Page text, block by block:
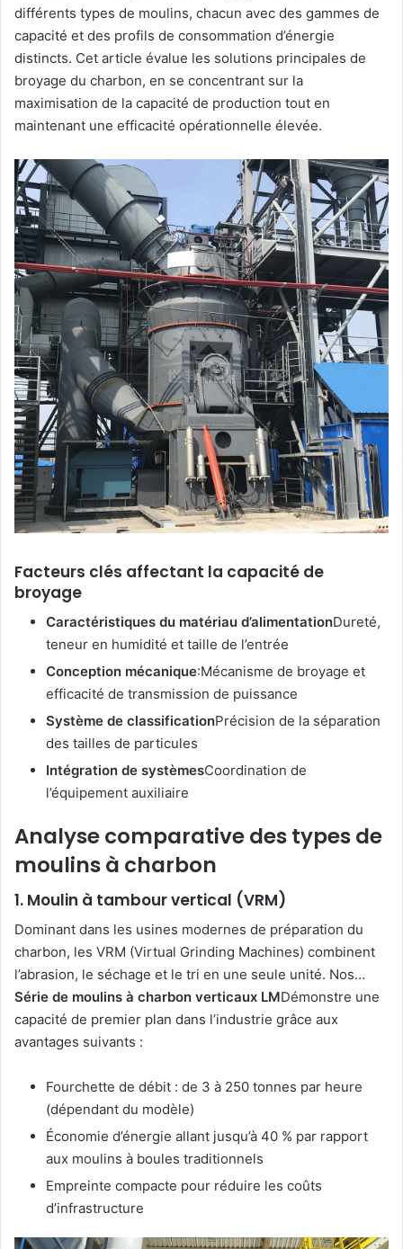
différents types de moulins, chacun avec des gammes de
capacité et des profils de consommation d’énergie
distincts. Cet article évalue les solutions principales de
broyage du charbon, en se concentrant sur la
maximisation de la capacité de production tout en
maintenant une efficacité opérationnelle élevée.
Facteurs clés affectant la capacité de
broyage
Caractéristiques du matériau d’alimentationDureté,
teneur en humidité et taille de l’entrée
Conception mécanique:Mécanisme de broyage et
efficacité de transmission de puissance
Système de classificationPrécision de la séparation
des tailles de particules
Intégration de systèmesCoordination de
l’équipement auxiliaire
Analyse comparative des types de
moulins à charbon
1. Moulin à tambour vertical (VRM)
Dominant dans les usines modernes de préparation du
charbon, les VRM (Virtual Grinding Machines) combinent
l’abrasion, le séchage et le tri en une seule unité. Nos…
Série de moulins à charbon verticaux LMDémonstre une
capacité de premier plan dans l’industrie grâce aux
avantages suivants :
Fourchette de débit : de 3 à 250 tonnes par heure
(dépendant du modèle)
Économie d’énergie allant jusqu’à 40 % par rapport
aux moulins à boules traditionnels
Empreinte compacte pour réduire les coûts
d’infrastructure